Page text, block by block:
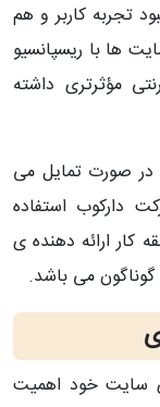
تجربه کاربر و هم
ها با ریسپانسیو
مؤثرتری داشته
صورت تمایل می
دارکوب استفاده
با بیش از 19 سال سابقه کار ارائه دهنده ی
می باشد.
سایت خود اهمیت